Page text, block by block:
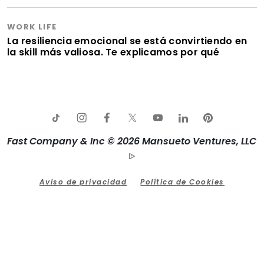
WORK LIFE
La resiliencia emocional se está convirtiendo en
la skill más valiosa. Te explicamos por qué
Fast Company & Inc © 2026 Mansueto Ventures, LLC
Aviso de privacidad Política de Cookies